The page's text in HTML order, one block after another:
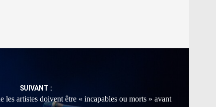
SUIVANT :
artistes doivent être « incapables ou morts » avant